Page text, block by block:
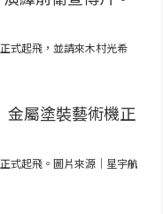
正式起飛，並請來木村光希
正式起飛。圖片來源｜星宇航